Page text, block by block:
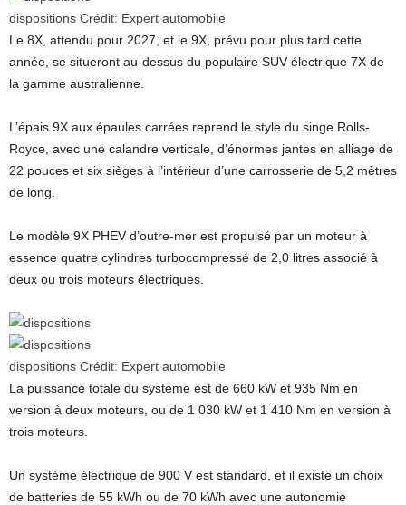
dispositions Crédit: Expert automobile
Le 8X, attendu pour 2027, et le 9X, prévu pour plus tard cette
année, se situeront au-dessus du populaire SUV électrique 7X de
la gamme australienne.
L’épais 9X aux épaules carrées reprend le style du singe Rolls-
Royce, avec une calandre verticale, d’énormes jantes en alliage de
22 pouces et six sièges à l’intérieur d’une carrosserie de 5,2 mètres
de long.
Le modèle 9X PHEV d’outre-mer est propulsé par un moteur à
essence quatre cylindres turbocompressé de 2,0 litres associé à
deux ou trois moteurs électriques.
dispositions Crédit: Expert automobile
La puissance totale du système est de 660 kW et 935 Nm en
version à deux moteurs, ou de 1 030 kW et 1 410 Nm en version à
trois moteurs.
Un système électrique de 900 V est standard, et il existe un choix
de batteries de 55 kWh ou de 70 kWh avec une autonomie